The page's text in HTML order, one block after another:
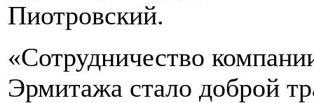
Пиотровский.
«Сотрудничество
Эрмитажа стало доброй